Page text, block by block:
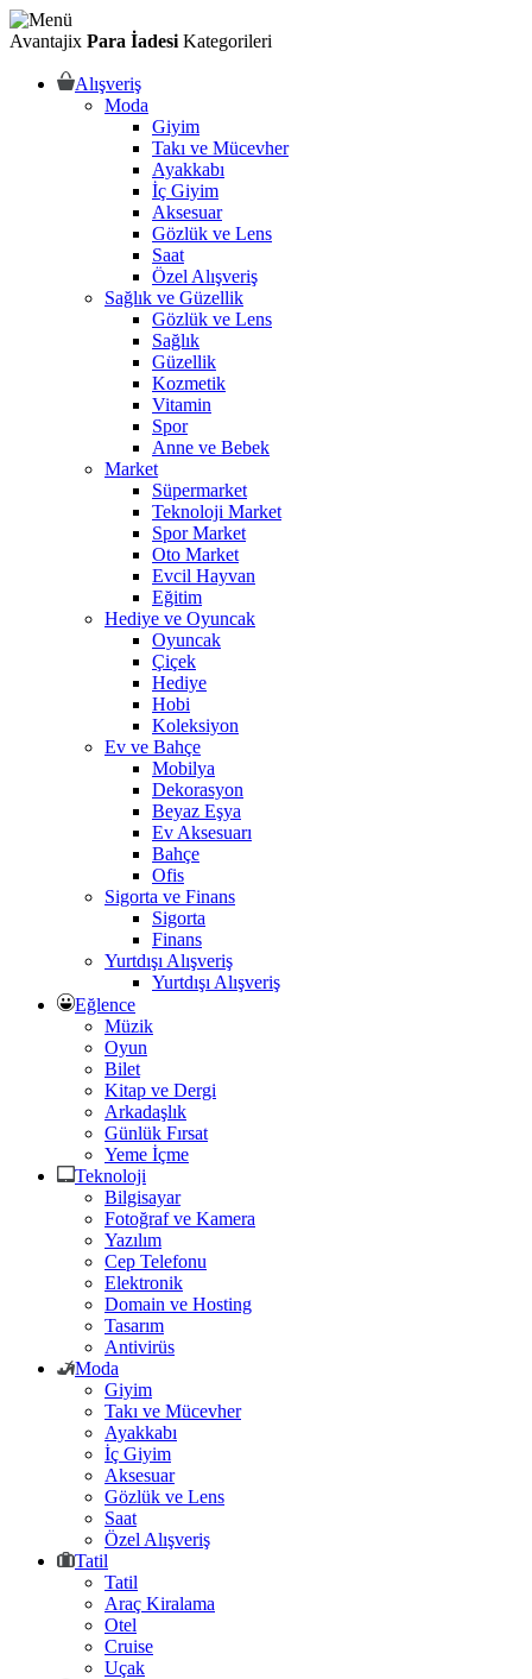
Avantajix Para İadesi Kategorileri
Alışveriş
Moda
Giyim
Takı ve Mücevher
Ayakkabı
İç Giyim
Aksesuar
Gözlük ve Lens
Saat
Özel Alışveriş
Sağlık ve Güzellik
Gözlük ve Lens
Sağlık
Güzellik
Kozmetik
Vitamin
Spor
Anne ve Bebek
Market
Süpermarket
Teknoloji Market
Spor Market
Oto Market
Evcil Hayvan
Eğitim
Hediye ve Oyuncak
Oyuncak
Çiçek
Hediye
Hobi
Koleksiyon
Ev ve Bahçe
Mobilya
Dekorasyon
Beyaz Eşya
Ev Aksesuarı
Bahçe
Ofis
Sigorta ve Finans
Sigorta
Finans
Yurtdışı Alışveriş
Yurtdışı Alışveriş
Eğlence
Müzik
Oyun
Bilet
Kitap ve Dergi
Arkadaşlık
Günlük Fırsat
Yeme İçme
Teknoloji
Bilgisayar
Fotoğraf ve Kamera
Yazılım
Cep Telefonu
Elektronik
Domain ve Hosting
Tasarım
Antivirüs
Moda
Giyim
Takı ve Mücevher
Ayakkabı
İç Giyim
Aksesuar
Gözlük ve Lens
Saat
Özel Alışveriş
Tatil
Tatil
Araç Kiralama
Otel
Cruise
Uçak